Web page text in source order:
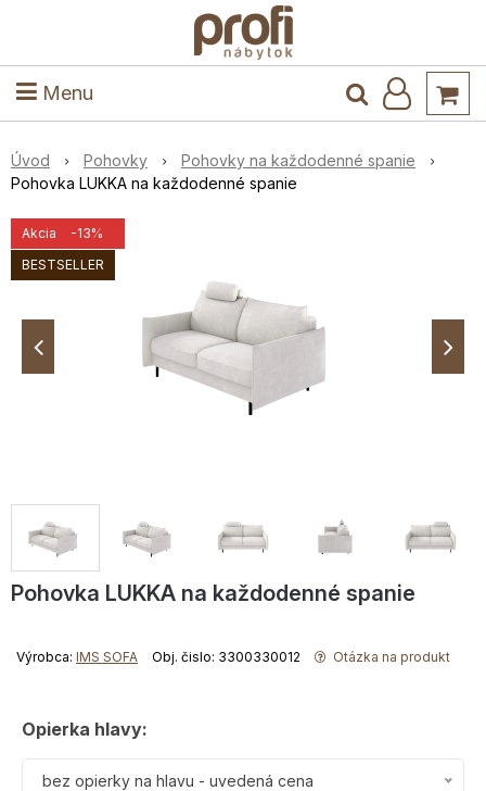
Menu
Kuchyňa a jedáleň
Úvod Pohovky
Pohovky na každodenné spanie
Pohovka LUKKA na každodenné spanie
Akcia
-13%
BESTSELLER
Pohovka LUKKA na každodenné spanie
Výrobca: IMS SOFA Obj. čislo: 3300330012 Otázka na produkt
Opierka hlavy:
bez opierky na hlavu - uvedená cena